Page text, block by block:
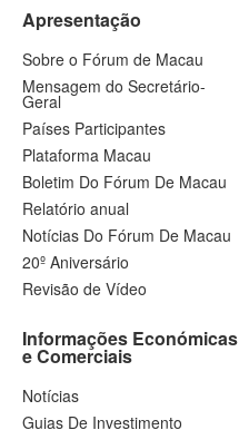
Apresentação
Sobre o Fórum de Macau
Mensagem do Secretário-
Geral
Países Participantes
Plataforma Macau
Boletim Do Fórum De Macau
Relatório anual
Notícias Do Fórum De Macau
20º Aniversário
Revisão de Vídeo
Informações Económicas
e Comerciais
Notícias
Guias De Investimento